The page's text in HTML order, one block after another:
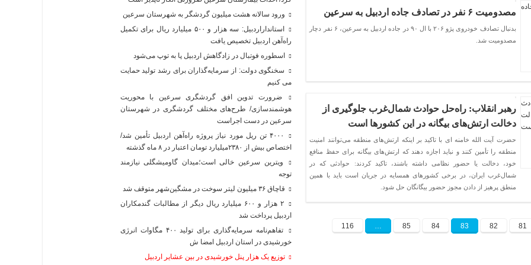
مصدومیت ۶ نفر در تصادف جاده اردبیل به سرعین
بدنبال تصادف خودروی پژو ۲۰۶ با ال ۹۰ در جاده اردبیل به سرعین، ۶ نفر دچار
مصدومیت شد.
رهبر انقلاب: راه‌حل حوادث شمال‌غرب جلوگیری از
دخالت ارتش‌های بیگانه در این کشورها است
حضرت آیت الله خامنه ای با تاکید بر اینکه ارتش‌های منطقه می‌توانند امنیت
منطقه را تأمین کنند و نباید اجازه دهند که ارتش‌های بیگانه برای حفظ منافع
خود، دخالت یا حضور نظامی داشته باشند، تاکید کردند: حوادثی که در
شمال‌غرب ایران، در برخی کشورهای همسایه در جریان است باید با همین
منطق پرهیز از دادن مجوز حضور بیگانگان حل شود.
81
82
83
84
85
…
116
ورود سالانه هشت میلیون گردشگر به شهرستان سرعین
استانداراردبیل: سه هزار و ۵۰۰ میلیارد ریال برای تکمیل
راه‌آهن اردبیل تخصیص یافت
اسطوره فوتبال در زادگاهش اردبیل پا به توپ می‌شود
سخنگوی دولت: از سرمایه‌گذاران برای رشد تولید حمایت
می کنیم
ضرورت تدوین افق گردشگری سرعین با محوریت
هوشمندسازی/ طرح‌های مختلف گردشگری در شهرستان
سرعین در دست اجراست
۴۰۰۰ تن ریل مورد نیاز پروژه راه‌آهن اردبیل تأمین شد/
اختصاص بیش از ۲۳۸۰میلیارد تومان اعتبار در ۸ ماه گذشته
ویترین سرعین خالی است؛میدان گاومیشگلی نیازمند
توجه
قاچاق ۳۶ میلیون لیتر سوخت در مشگین‌شهر متوقف شد
۲ هزار و ۶۰۰‌ میلیارد ریال دیگر از مطالبات گندمکاران
اردبیل پرداخت شد
تفاهم‌نامه سرمایه‌گذاری برای تولید ۴۰۰ مگاوات انرژی
خورشیدی در استان اردبیل امضا ش
توزیع یک هزار پنل خورشیدی در بین عشایر اردبیل